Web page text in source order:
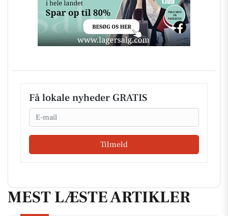
Få lokale nyheder GRATIS
Email
Tilmeld
MEST LÆSTE ARTIKLER